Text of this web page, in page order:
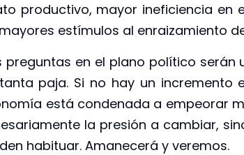
productivo, mayor ineficiencia en
estímulos al enraizamiento
preguntas en el plano político serán
paja. Si no hay un incremento
está condenada a empeorar
la presión a cambiar,
habituar. Amanecerá y veremos.